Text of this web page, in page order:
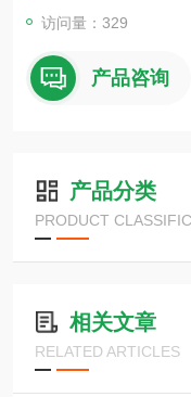
访问量：329
产品咨询
产品分类
PRODUCT
相关文章
RELATED ARTICLES